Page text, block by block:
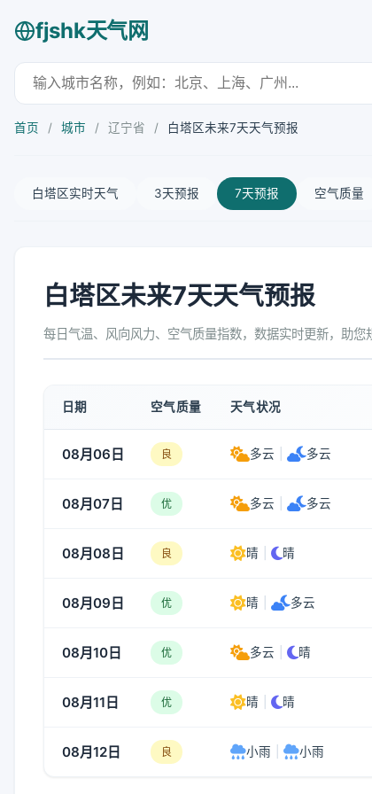
fjshk天气网
首页 / 城市 / 辽宁省 / 白塔区未来7天天气预报
白塔区实时天气 3天预报 7天预报 空气质量
白塔区未来7天天气预报
每日气温、风向风力、空气质量指数，数据实时更新，助您
日期 空气质量 天气状况
08月06日 良 多云 多云
08月07日 优 多云 多云
08月08日 良 晴 晴
08月09日 优 晴 多云
08月10日 优 多云 晴
08月11日 优 晴 晴
08月12日 良 小雨 小雨